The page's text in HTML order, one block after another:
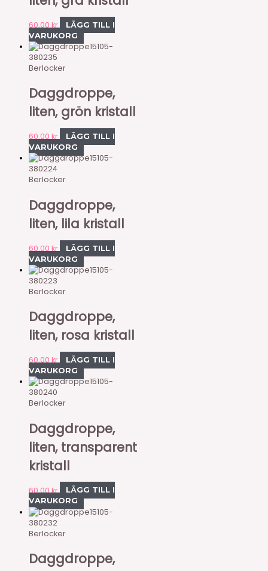
60,00 kr
LÄGG TILL I
VARUKORG
15105-
380235
Berlocker
Daggdroppe,
liten, grön kristall
60,00kr
LÄGG TILL I
VARUKORG
15105-
380224
Berlocker
Daggdroppe,
liten, lila kristall
60,00 kr
LÄGG TILL I
VARUKORG
15105-
380223
Berlocker
Daggdroppe,
liten, rosa kristall
60,00 kr
LÄGG TILL I
VARUKORG
15105-
380240
Berlocker
Daggdroppe,
liten, transparent
kristall
60,00kr
LÄGG TILL I
VARUKORG
15105-
380232
Berlocker
Daggdroppe,